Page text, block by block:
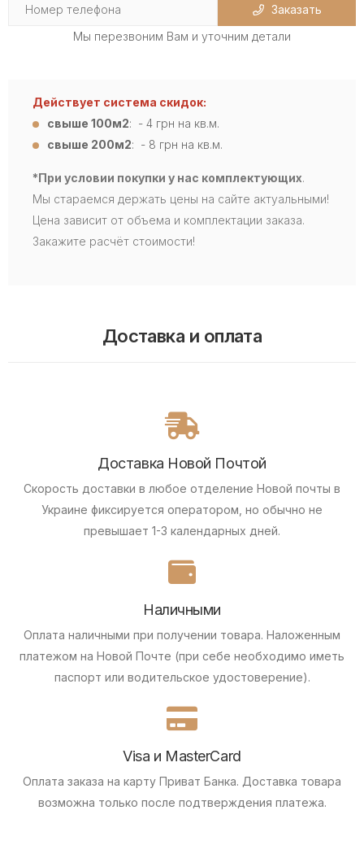
Заказать
Мы перезвоним Вам и уточним детали
Действует система скидок:
свыше 100м2: - 4 грн на кв.м.
свыше 200м2: - 8 грн на кв.м.
*При условии покупки у нас комплектующих.
Мы стараемся держать цены на сайте актуальными!
Цена зависит от объема и комплектации заказа.
Закажите расчёт стоимости!
Доставка и оплата
Доставка Новой Почтой
Скорость доставки в любое отделение Новой почты в
Украине фиксируется оператором, но обычно не
превышает 1-3 календарных дней.
Наличными
Оплата наличными при получении товара. Наложенным
платежом на Новой Почте (при себе необходимо иметь
паспорт или водительское удостоверение).
Visa и MasterCard
Оплата заказа на карту Приват Банка. Доставка товара
возможна только после подтверждения платежа.